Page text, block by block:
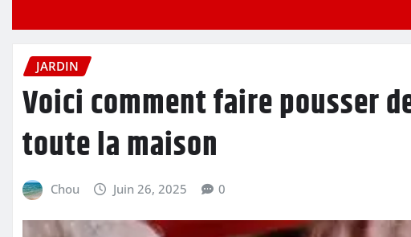
JARDIN
Voici comment faire pousser
toute la maison
Chou Juin 26, 2025 0